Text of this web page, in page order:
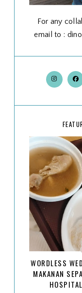
For any
email to :
WORDLESS
MAKANAN